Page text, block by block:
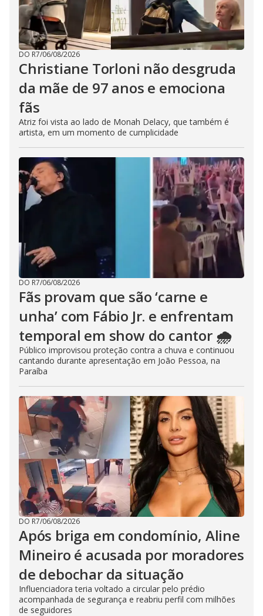
DO R7/06/08/2026
Christiane Torloni não desgruda
da mãe de 97 anos e emociona
fãs
Atriz foi vista ao lado de Monah Delacy, que também é
artista, em um momento de cumplicidade
DO R7/06/08/2026
Fãs provam que são ‘carne e
unha’ com Fábio Jr. e enfrentam
temporal em show do cantor 🌧️
Público improvisou proteção contra a chuva e continuou
cantando durante apresentação em João Pessoa, na
Paraíba
DO R7/06/08/2026
Após briga em condomínio, Aline
Mineiro é acusada por moradores
de debochar da situação
Influenciadora teria voltado a circular pelo prédio
acompanhada de segurança e reabriu perfil com milhões
de seguidores